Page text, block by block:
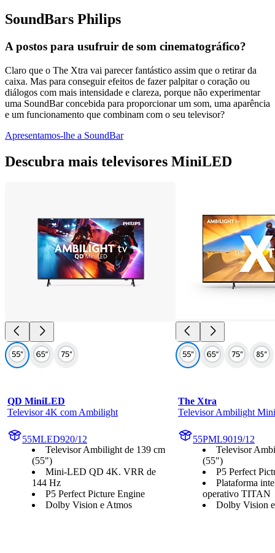
SoundBars Philips
A postos para usufruir de som cinematográfico?
Claro que o The Xtra vai parecer fantástico assim que o retirar da
caixa. Mas para conseguir efeitos de fazer palpitar o coração ou
diálogos com mais intensidade e clareza, porque não experimentar
uma SoundBar concebida para proporcionar um som, uma aparência
e um funcionamento que combinam com o seu televisor?
Apresentamos-lhe a SoundBar
Descubra mais televisores MiniLED
QD MiniLED
Televisor 4K com Ambilight
55MLED920/12
Televisor Ambilight de 139 cm
(55")
Mini-LED QD 4K. VRR de
144 Hz
P5 Perfect Picture Engine
Dolby Vision e Atmos
The Xtra
Televisor Ambilight
55PML9019/12
Televisor
(55")
P5 Perfect
Plataforma
operativo TITAN
Dolby Vision